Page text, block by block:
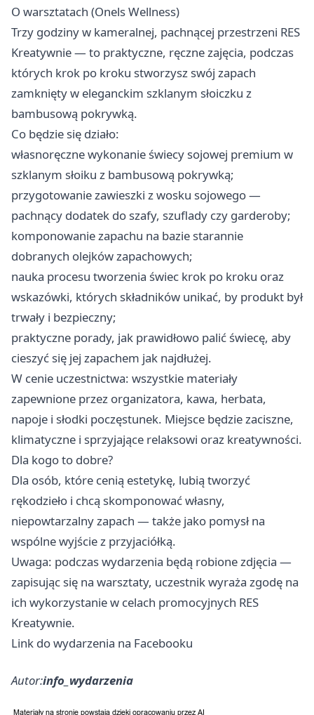
O warsztatach (Onels Wellness)
Trzy godziny w kameralnej, pachnącej przestrzeni RES
Kreatywnie — to praktyczne, ręczne zajęcia, podczas
których krok po kroku stworzysz swój zapach
zamknięty w eleganckim szklanym słoiczku z
bambusową pokrywką.
Co będzie się działo:
własnoręczne wykonanie świecy sojowej premium w
szklanym słoiku z bambusową pokrywką;
przygotowanie zawieszki z wosku sojowego —
pachnący dodatek do szafy, szuflady czy garderoby;
komponowanie zapachu na bazie starannie
dobranych olejków zapachowych;
nauka procesu tworzenia świec krok po kroku oraz
wskazówki, których składników unikać, by produkt był
trwały i bezpieczny;
praktyczne porady, jak prawidłowo palić świecę, aby
cieszyć się jej zapachem jak najdłużej.
W cenie uczestnictwa: wszystkie materiały
zapewnione przez organizatora, kawa, herbata,
napoje i słodki poczęstunek. Miejsce będzie zaciszne,
klimatyczne i sprzyjające relaksowi oraz kreatywności.
Dla kogo to dobre?
Dla osób, które cenią estetykę, lubią tworzyć
rękodzieło i chcą skomponować własny,
niepowtarzalny zapach — także jako pomysł na
wspólne wyjście z przyjaciółką.
Uwaga: podczas wydarzenia będą robione zdjęcia —
zapisując się na warsztaty, uczestnik wyraża zgodę na
ich wykorzystanie w celach promocyjnych RES
Kreatywnie.
Link do wydarzenia na Facebooku
Autor:info_wydarzenia